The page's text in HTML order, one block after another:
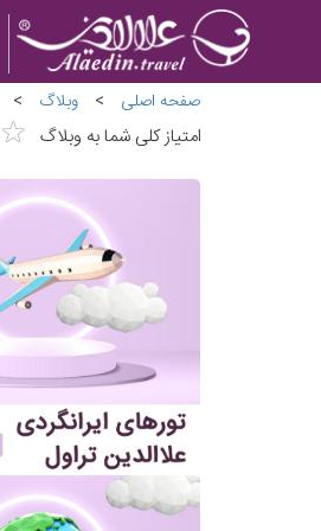
صفحه اصلی > وبلاگ >
امتیاز کلی شما به وبلاگ ★
★